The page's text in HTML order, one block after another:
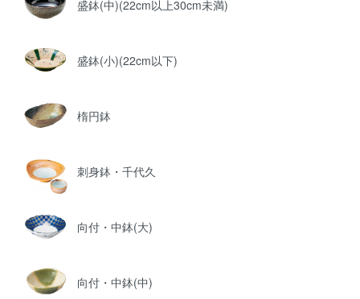
盛鉢(中)(22cm以上30cm未満)
盛鉢(小)(22cm以下)
楕円鉢
刺身鉢・千代久
向付・中鉢(大)
向付・中鉢(中)